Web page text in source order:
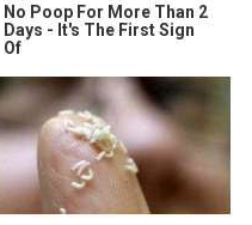
No Poop For More Than 2
Days - It's The First Sign
Of